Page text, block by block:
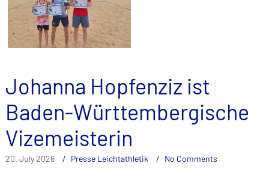
Johanna Hopfenziz ist
Baden-Württembergische
Vizemeisterin
20. July 2026 Presse Leichtathletik No Comments